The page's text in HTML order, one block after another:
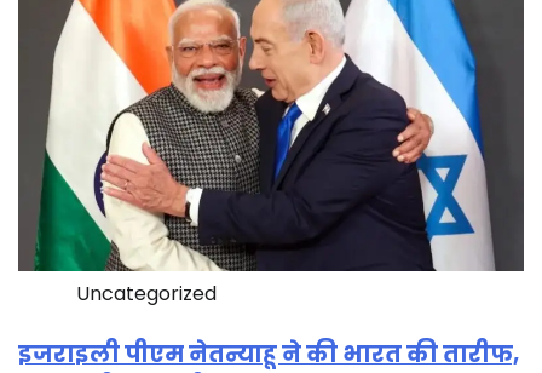
Uncategorized
इजराइली पीएम नेतन्याहू ने की भारत की तारीफ,